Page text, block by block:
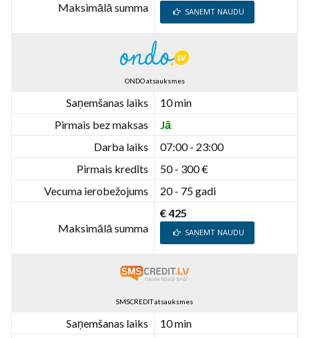
Maksimālā summa SAŅEMT NAUDU
ONDO atsauksmes
Saņemšanas laiks
10 min
Pirmais bez maksas
Jā
Darba laiks
07:00 - 23:00
Pirmais kredīts
50 - 300 €
Vecuma ierobežojums
20 - 75 gadi
Maksimālā summa
€ 425
SAŅEMT NAUDU
SMSCREDIT atsauksmes
Saņemšanas laiks
10 min